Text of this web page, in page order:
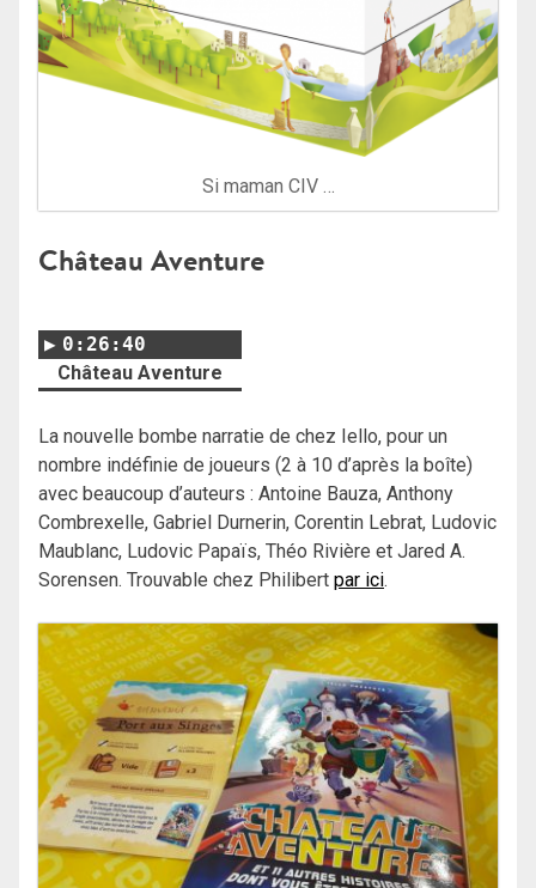
Si maman CIV …
Château Aventure
0:26:40
Château Aventure
La nouvelle bombe narratie de chez Iello, pour un
nombre indéfinie de joueurs (2 à 10 d’après la boîte)
avec beaucoup d’auteurs : Antoine Bauza, Anthony
Combrexelle, Gabriel Durnerin, Corentin Lebrat, Ludovic
Maublanc, Ludovic Papaïs, Théo Rivière et Jared A.
Sorensen. Trouvable chez Philibert par ici.